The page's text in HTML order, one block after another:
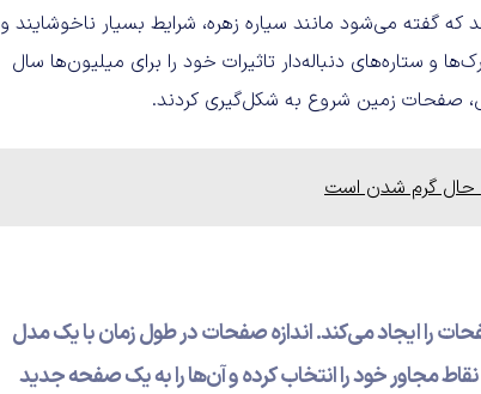
گفته می‌شود مانند سیاره زهره، شرایط بسیار ناخوشایند و
و ستاره‌های دنباله‌دار تاثیرات خود را برای میلیون‌ها سال
صفحات زمین شروع به شکل‌گیری کردند.
را ایجاد می‌کند. اندازه صفحات در طول زمان با یک مدل
مجاور خود را انتخاب کرده و آن‌ها را به یک صفحه جدید